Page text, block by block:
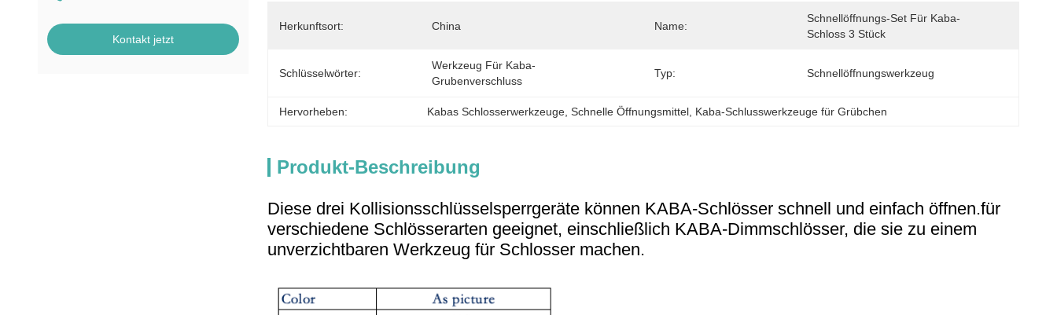
Kontakt jetzt
Herkunftsort: China Name:
Schnellöffnungs-Set Für Kaba-
Schloss 3 Stück
Schlüsselwörter:
Werkzeug Für Kaba-
Grubenverschluss
Typ: Schnellöffnungswerkzeug
Hervorheben: Kabas Schlosserwerkzeuge , Schnelle Öffnungsmittel Kaba-Schlusswerkzeuge für Grübchen
Produkt-Beschreibung
Diese drei Kollisionsschlüsselsperrgeräte können KABA-Schlösser schnell und einfach öffnen.für
verschiedene Schlösserarten geeignet, einschließlich KABA-Dimmschlösser, die sie zu einem
unverzichtbaren Werkzeug für Schlosser machen.